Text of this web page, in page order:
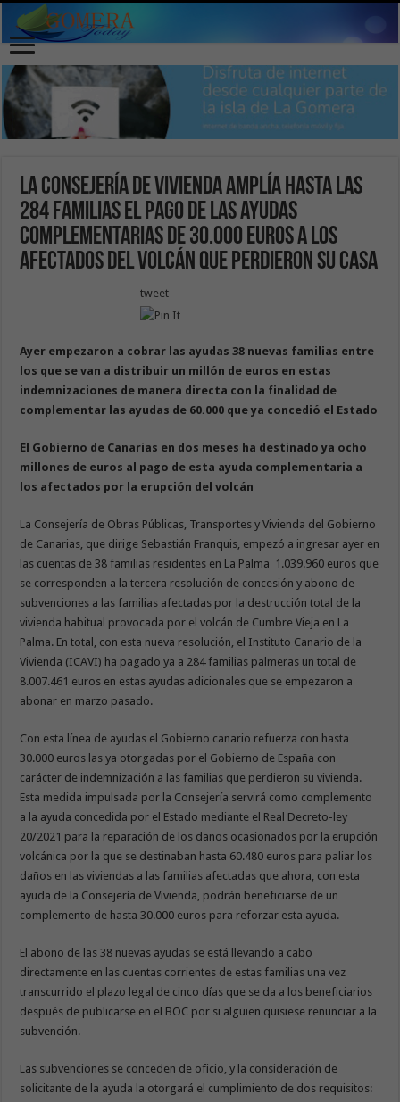
La Consejería de Vivienda amplía hasta las
284 familias el pago de las ayudas
complementarias de 30.000 euros a los
afectados del volcán que perdieron su casa
tweet
Ayer empezaron a cobrar las ayudas 38 nuevas familias entre
los que se van a distribuir un millón de euros en estas
indemnizaciones de manera directa con la finalidad de
complementar las ayudas de 60.000 que ya concedió el Estado
El Gobierno de Canarias en dos meses ha destinado ya ocho
millones de euros al pago de esta ayuda complementaria a
los afectados por la erupción del volcán
La Consejería de Obras Públicas, Transportes y Vivienda del Gobierno
de Canarias, que dirige Sebastián Franquis, empezó a ingresar ayer en
las cuentas de 38 familias residentes en La Palma 1.039.960 euros que
se corresponden a la tercera resolución de concesión y abono de
subvenciones a las familias afectadas por la destrucción total de la
vivienda habitual provocada por el volcán de Cumbre Vieja en La
Palma. En total, con esta nueva resolución, el Instituto Canario de la
Vivienda (ICAVI) ha pagado ya a 284 familias palmeras un total de
8.007.461 euros en estas ayudas adicionales que se empezaron a
abonar en marzo pasado.
Con esta línea de ayudas el Gobierno canario refuerza con hasta
30.000 euros las ya otorgadas por el Gobierno de España con
carácter de indemnización a las familias que perdieron su vivienda.
Esta medida impulsada por la Consejería servirá como complemento
a la ayuda concedida por el Estado mediante el Real Decreto-ley
20/2021 para la reparación de los daños ocasionados por la erupción
volcánica por la que se destinaban hasta 60.480 euros para paliar los
daños en las viviendas a las familias afectadas que ahora, con esta
ayuda de la Consejería de Vivienda, podrán beneficiarse de un
complemento de hasta 30.000 euros para reforzar esta ayuda.
El abono de las 38 nuevas ayudas se está llevando a cabo
directamente en las cuentas corrientes de estas familias una vez
transcurrido el plazo legal de cinco días que se da a los beneficiarios
después de publicarse en el BOC por si alguien quisiese renunciar a la
subvención.
Las subvenciones se conceden de oficio, y la consideración de
solicitante de la ayuda la otorgará el cumplimiento de dos requisitos: